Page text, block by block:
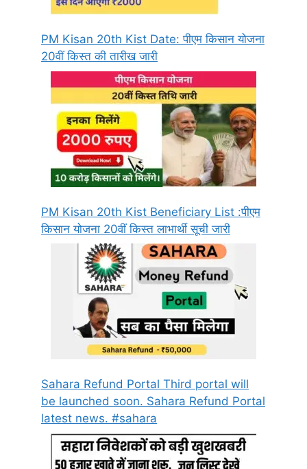
PM Kisan 20th Kist Date: पीएम किसान योजना
20वीं किस्त की तारीख जारी
PM Kisan 20th Kist Beneficiary List :पीएम
किसान योजना 20वीं किस्त लाभार्थी सूची जारी
Sahara Refund Portal Third portal will
be launched soon. Sahara Refund Portal
latest news. #sahara